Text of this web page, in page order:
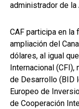
administrador de la
CAF participa en la
ampliación del
dólares, al igual
Internacional
de Desarrollo (BID
Europeo de
de Cooperación